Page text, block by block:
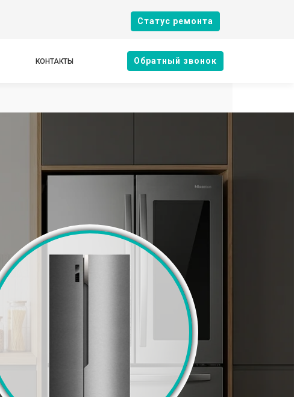
Cтатус ремонта
КОНТАКТЫ Oбратный звонок